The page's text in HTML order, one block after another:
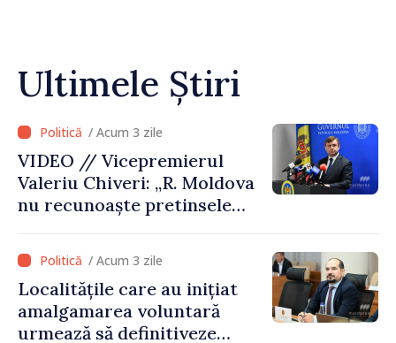
Ultimele Știri
/ Acum 3 zile
VIDEO // Vicepremierul
Valeriu Chiveri: „R. Moldova
nu recunoaște pretinsele
de structurile de la Tiraspol
în raioanele de est”
/ Acum 3 zile
Localitățile care au inițiat
amalgamarea voluntară
urmează să definitiveze